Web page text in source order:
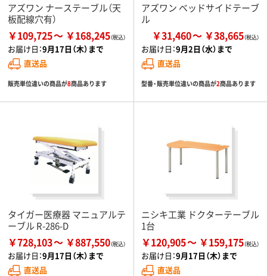
アズワン ナーステーブル（天
板配線穴有）
￥109,725 ￥168,245
お届け日：9月17日（木）まで
直送品
販売単位違いの商品が8商品あります
アズワン ベッドサイドテーブ
ル
￥31,460 ￥38,665
お届け日：9月2日（水）まで
直送品
型番・販売単位違いの商品が2商品あります
タイガー医療器 マニュアルテ
ーブル R-286-D
￥728,103 ￥887,550
お届け日：9月17日（木）まで
直送品
ニシキ工業 ドクターテーブル
1台
￥120,905 ￥159,175
お届け日：9月17日（木）まで
直送品